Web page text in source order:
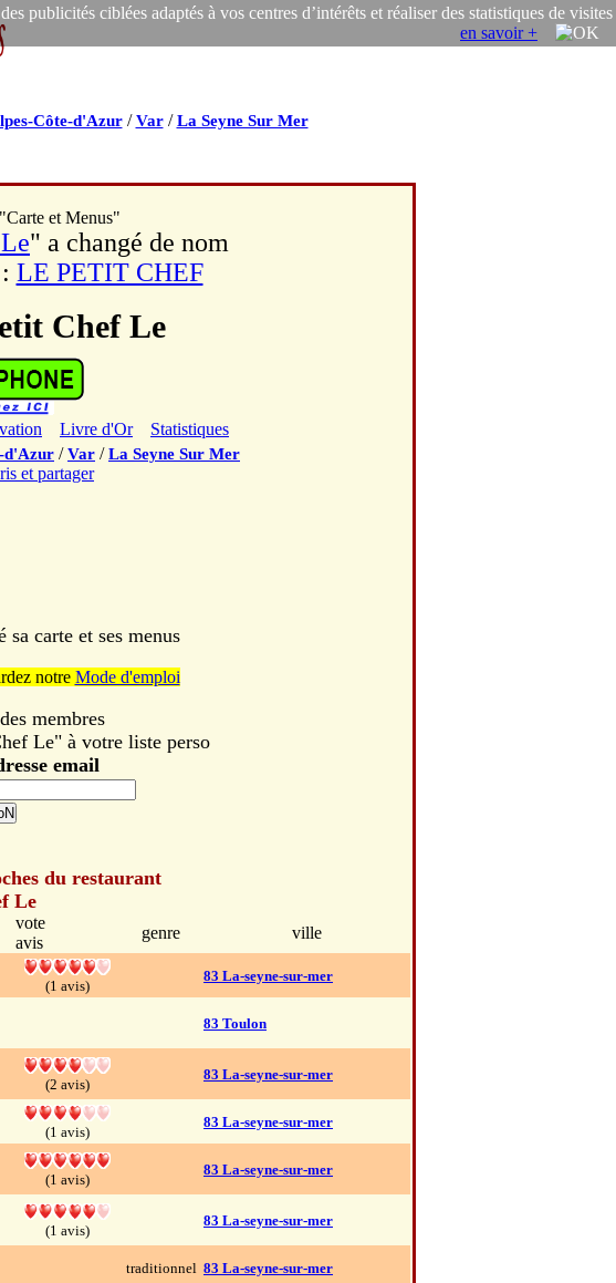
publicités ciblées adaptés à vos centres d’intérêts et réaliser des statistiques de visites
en savoir +
Côte-d'Azur/Var/La Seyne Sur Mer
et Menus"
" a changé de nom
LE PETIT CHEF
Chef Le
Livre d'Or
Statistiques
d'Azur /Var /La Seyne Sur Mer
sa carte et ses menus
notre Mode d'emploi
membres
Le" à votre liste perso
email
du restaurant
Le
vote
avis
genre
ville
(1 avis)
83 La-seyne-sur-mer
83 Toulon
(2 avis)
83 La-seyne-sur-mer
(1 avis)
83 La-seyne-sur-mer
(1 avis)
83 La-seyne-sur-mer
(1 avis)
83 La-seyne-sur-mer
traditionnel 83 La-seyne-sur-mer